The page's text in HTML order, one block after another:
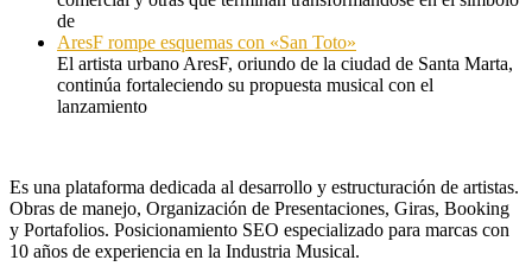
de
AresF rompe esquemas con «San Toto»
El artista urbano AresF, oriundo de la ciudad de Santa Marta,
continúa fortaleciendo su propuesta musical con el
lanzamiento
Es una plataforma dedicada al desarrollo y estructuración de artistas.
Obras de manejo, Organización de Presentaciones, Giras, Booking
y Portafolios. Posicionamiento SEO especializado para marcas con
10 años de experiencia en la Industria Musical.